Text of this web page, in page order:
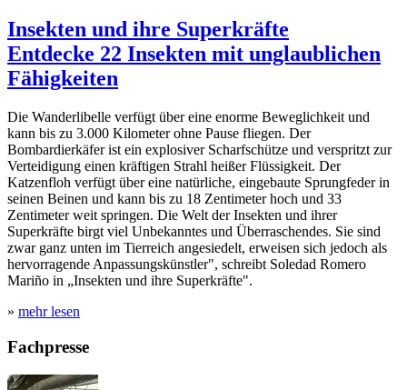
Insekten und ihre Superkräfte
Entdecke 22 Insekten mit unglaublichen
Fähigkeiten
Die Wanderlibelle verfügt über eine enorme Beweglichkeit und
kann bis zu 3.000 Kilometer ohne Pause fliegen. Der
Bombardierkäfer ist ein explosiver Scharfschütze und verspritzt zur
Verteidigung einen kräftigen Strahl heißer Flüssigkeit. Der
Katzenfloh verfügt über eine natürliche, eingebaute Sprungfeder in
seinen Beinen und kann bis zu 18 Zentimeter hoch und 33
Zentimeter weit springen. Die Welt der Insekten und ihrer
Superkräfte birgt viel Unbekanntes und Überraschendes. Sie sind
zwar ganz unten im Tierreich angesiedelt, erweisen sich jedoch als
hervorragende Anpassungskünstler", schreibt Soledad Romero
Mariño in „Insekten und ihre Superkräfte".
» mehr lesen
Fachpresse